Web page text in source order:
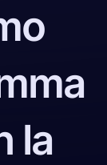
la